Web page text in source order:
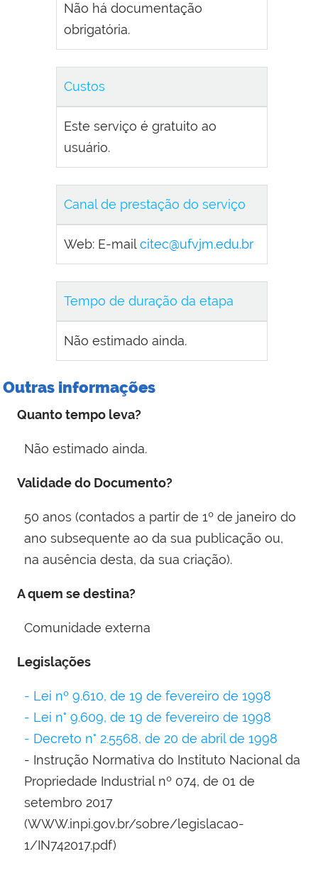
Não há documentação
obrigatória.
Custos
Este serviço é gratuito ao
usuário.
Canal de prestação do serviço
Web: E-mailcitec@ufvjm.edu.br
Tempo de duração da etapa
Não estimado ainda.
Outras informações
Quanto tempo leva?
Não estimado ainda.
Validade do Documento?
50 anos (contados a partir de 1º de janeiro do
ano subsequente ao da sua publicação ou,
na ausência desta, da sua criação).
A quem se destina?
Comunidade externa
Legislações
- Lei nº 9.610, de 19 de fevereiro de 1998
- Lei n° 9.609, de 19 de fevereiro de 1998
- Decreto n° 2.5568, de 20 de abril de 1998
- Instrução Normativa do Instituto Nacional da
Propriedade Industrial nº 074, de 01 de
setembro 2017
(WWW.inpi.gov.br/sobre/legislacao-
1/IN742017.pdf)